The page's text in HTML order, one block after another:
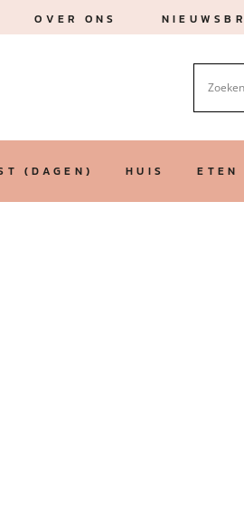
OVER ONS
(DAGEN) HUIS ETEN